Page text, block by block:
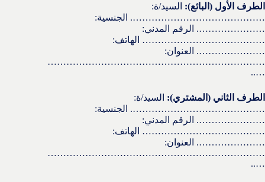
الطرف الأول (البائع): السيد/ة:
……………………………………. الجنسية:
…………………. الرقم المدني:
………………………………… الهاتف:
…………………. العنوان:
……………………………………………………………
…..
الطرف الثاني (المشتري): السيد/ة:
……………………………………. الجنسية:
…………………. الرقم المدني:
………………………………… الهاتف:
…………………. العنوان:
……………………………………………………………
…..